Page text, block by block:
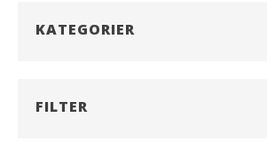
KATEGORIER
FILTER